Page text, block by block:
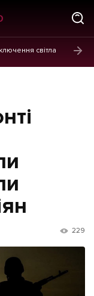
світла
229